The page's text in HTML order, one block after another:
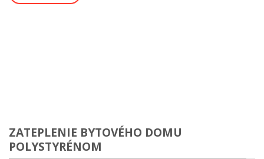
ZATEPLENIE BYTOVÉHO DOMU
POLYSTYRÉNOM